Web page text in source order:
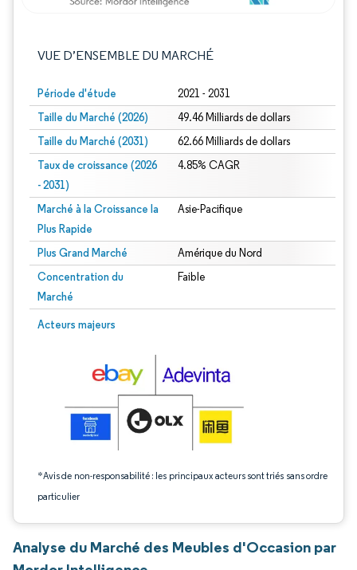
VUE D’ENSEMBLE DU MARCHÉ
Période d'étude 2021 - 2031
Taille du Marché (2026) 49.46 Milliards de dollars
Taille du Marché (2031) 62.66 Milliards de dollars
Taux de croissance (2026
- 2031)
4.85% CAGR
Marché à la Croissance la
Plus Rapide
Asie-Pacifique
Plus Grand Marché Amérique du Nord
Concentration du
Marché
Faible
Acteurs majeurs
*Avis de non-responsabilité : les principaux acteurs sont triés sans ordre
particulier
Image © Mordor Intelligence. La réutilisation nécessite une attribution sous CC
Analyse du Marché des Meubles d'Occasion par